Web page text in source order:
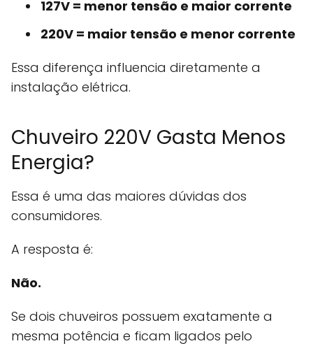
127V = menor tensão e maior corrente
220V = maior tensão e menor corrente
Essa diferença influencia diretamente a
instalação elétrica.
Chuveiro 220V Gasta Menos
Energia?
Essa é uma das maiores dúvidas dos
consumidores.
A resposta é:
Não.
Se dois chuveiros possuem exatamente a
mesma potência e ficam ligados pelo